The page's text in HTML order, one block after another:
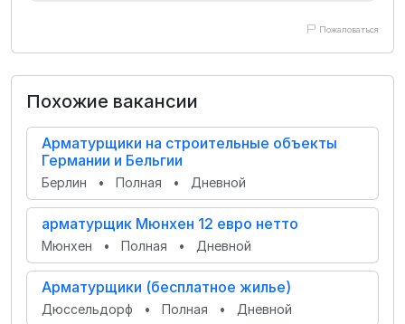
Пожаловаться
Похожие вакансии
Арматурщики на строительные объекты
Германии и Бельгии
Берлин • Полная • Дневной
арматурщик Мюнхен 12 евро нетто
Мюнхен • Полная • Дневной
Арматурщики (бесплатное жилье)
Дюссельдорф • Полная • Дневной